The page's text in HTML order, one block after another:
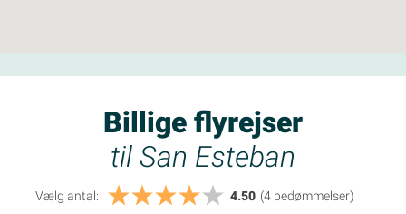
Billige flyrejser
til San Esteban
Vælg antal: 4.50 (4 bedømmelser)